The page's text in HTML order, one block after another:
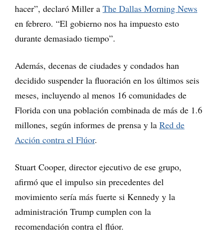
hacer”, declaró Miller a The Dallas Morning News
en febrero. “El gobierno nos ha impuesto esto
durante demasiado tiempo”.
Además, decenas de ciudades y condados han
decidido suspender la fluoración en los últimos seis
meses, incluyendo al menos 16 comunidades de
Florida con una población combinada de más de 1.6
millones, según informes de prensa y la Red de
Acción contra el Flúor.
Stuart Cooper, director ejecutivo de ese grupo,
afirmó que el impulso sin precedentes del
movimiento sería más fuerte si Kennedy y la
administración Trump cumplen con la
recomendación contra el flúor.